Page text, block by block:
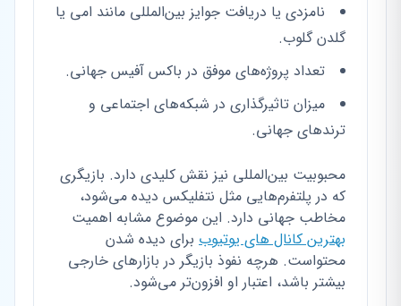
نامزدی یا دریافت جوایز بین‌المللی مانند امی یا
گلدن گلوب.
تعداد پروژه‌های موفق در باکس آفیس جهانی.
میزان تاثیرگذاری در شبکه‌های اجتماعی و
ترندهای جهانی.
محبوبیت بین‌المللی نیز نقش کلیدی دارد. بازیگری
که در پلتفرم‌هایی مثل نتفلیکس دیده می‌شود،
مخاطب جهانی دارد. این موضوع مشابه اهمیت
بهترین کانال های یوتیوب برای دیده شدن
محتواست. هرچه نفوذ بازیگر در بازارهای خارجی
بیشتر باشد، اعتبار او افزون‌تر می‌شود.